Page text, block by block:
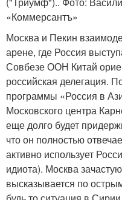
«Коммерсантъ»
Москва и Пекин
арене, где Россия
Совбезе ООН Китай
российская делегация.
программы «Россия в
Московского центра
еще долго будет
что он полностью
активно использует
идиота). Москва
высказывается по